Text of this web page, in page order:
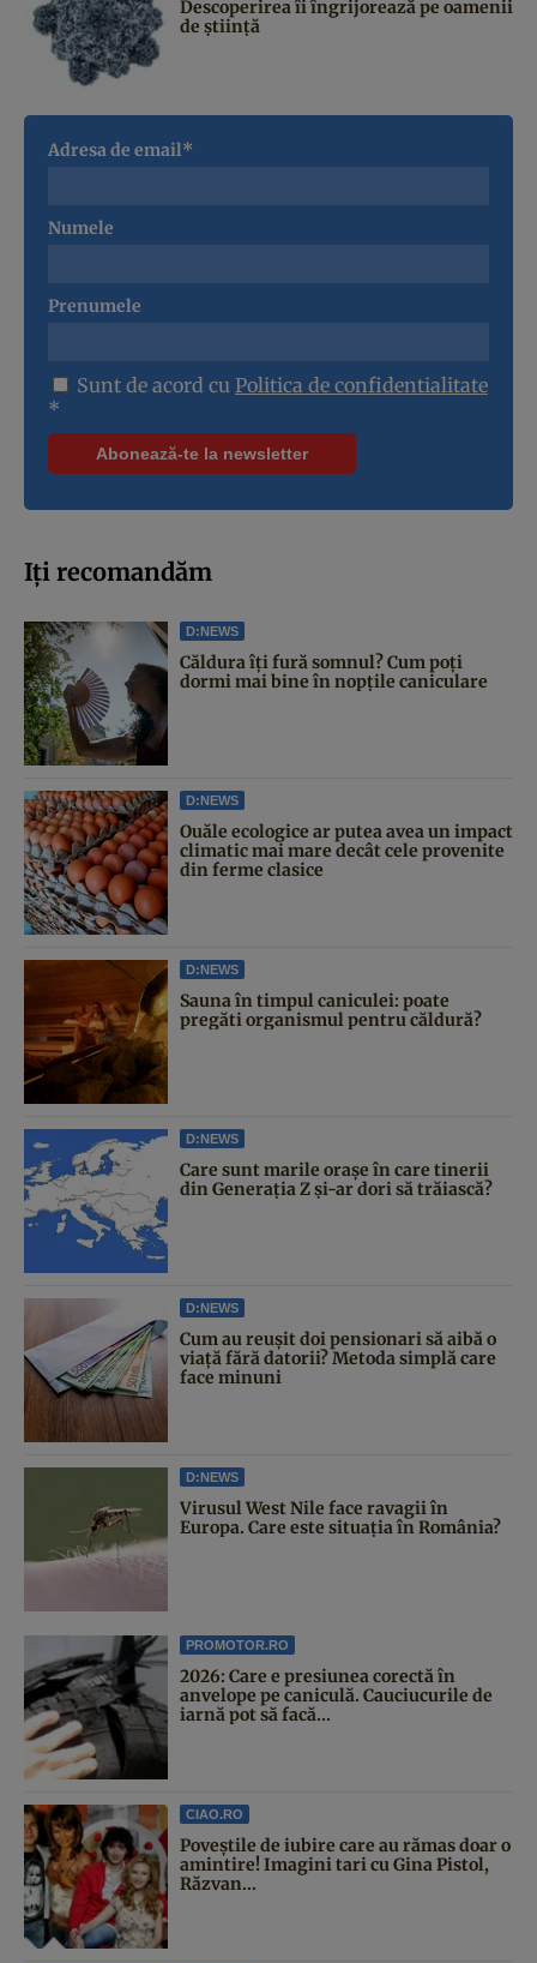
Descoperirea îi îngrijorează pe oamenii
de știință
Adresa de email*
Numele
Prenumele
Sunt de acord cu Politica de confidentialitate
*
Iți recomandăm
D:NEWS
Căldura îți fură somnul? Cum poți
dormi mai bine în nopțile caniculare
D:NEWS
Ouăle ecologice ar putea avea un impact
climatic mai mare decât cele provenite
din ferme clasice
D:NEWS
Sauna în timpul caniculei: poate
pregăti organismul pentru căldură?
D:NEWS
Care sunt marile orașe în care tinerii
din Generația Z și-ar dori să trăiască?
D:NEWS
Cum au reușit doi pensionari să aibă o
viață fără datorii? Metoda simplă care
face minuni
D:NEWS
Virusul West Nile face ravagii în
Europa. Care este situația în România?
PROMOTOR.RO
2026: Care e presiunea corectă în
anvelope pe caniculă. Cauciucurile de
iarnă pot să facă...
CIAO.RO
Poveştile de iubire care au rămas doar o
amintire! Imagini tari cu Gina Pistol,
Răzvan...